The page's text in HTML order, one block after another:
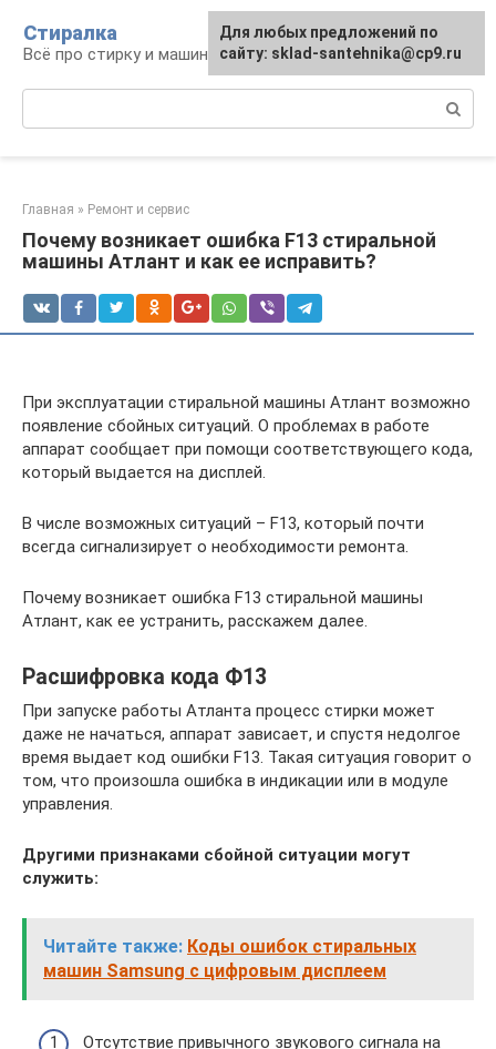
контенту
Стиралка
Всё про стирку и машинки
Главная » Ремонт и сервис
Почему возникает ошибка F13 стиральной
машины Атлант и как ее исправить?
При эксплуатации стиральной машины Атлант возможно
появление сбойных ситуаций. О проблемах в работе
аппарат сообщает при помощи соответствующего кода,
который выдается на дисплей.
В числе возможных ситуаций – F13, который почти
всегда сигнализирует о необходимости ремонта.
Почему возникает ошибка F13 стиральной машины
Атлант, как ее устранить, расскажем далее.
Расшифровка кода Ф13
При запуске работы Атланта процесс стирки может
даже не начаться, аппарат зависает, и спустя недолгое
время выдает код ошибки F13. Такая ситуация говорит о
том, что произошла ошибка в индикации или в модуле
управления.
Другими признаками сбойной ситуации могут
служить:
Читайте также: Коды ошибок стиральных
машин Samsung с цифровым дисплеем
Отсутствие привычного звукового сигнала на
Для любых предложений по
сайту: sklad-santehnika@cp9.ru